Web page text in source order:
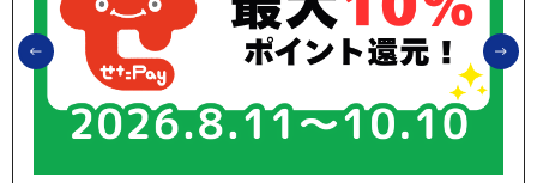
前のスライドを表示